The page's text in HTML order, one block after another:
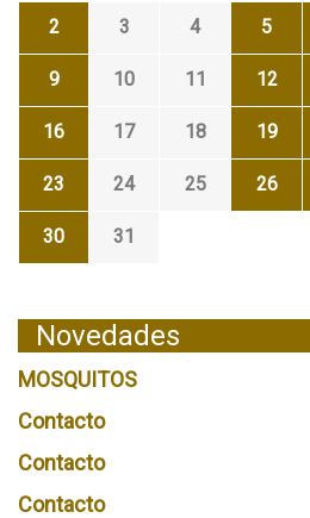
2 3 4 5
9 10 11 12
16 17 18 19
23 24 25 26
30
31
Novedades
MOSQUITOS
Contacto
Contacto
Contacto